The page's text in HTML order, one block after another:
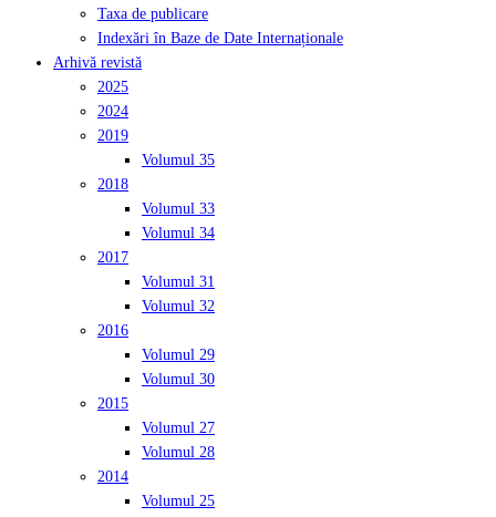
Taxa de publicare
Indexări în Baze de Date Internaționale
Arhivă revistă
2025
2024
2019
Volumul 35
2018
Volumul 33
Volumul 34
2017
Volumul 31
Volumul 32
2016
Volumul 29
Volumul 30
2015
Volumul 27
Volumul 28
2014
Volumul 25